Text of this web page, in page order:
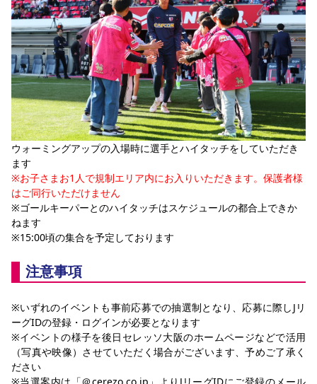
ウォーミングアップの入場時に選手とハイタッチをしていただき
ます
※お子さまお1人で規制エリア内にお入りいただきます。保護者様
はご同行いただけません
※ゴールキーパーとのハイタッチはスケジュールの都合上できか
ねます
※15:00頃の集合を予定しております
注意事項
※いずれのイベントも事前応募での抽選制となり、応募に際しJリ
ーグIDの登録・ログインが必要となります
※イベントの様子を後日セレッソ大阪のホームページなどで活用
（写真や映像）させていただく場合がございます、予めご了承く
ださい